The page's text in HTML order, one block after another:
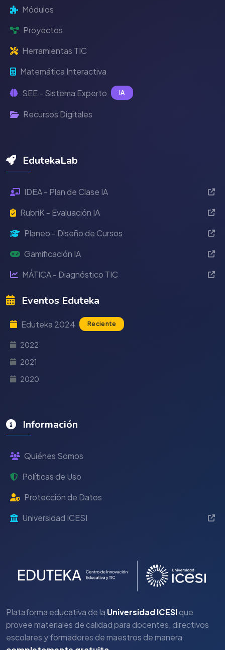
Módulos
Proyectos
Herramientas TIC
Matemática Interactiva
SEE - Sistema Experto IA
Recursos Digitales
EdutekaLab
IDEA - Plan de Clase IA
RubriK - Evaluación IA
Planeo - Diseño de Cursos
Gamificación IA
MÁTICA - Diagnóstico TIC
Eventos Eduteka
Eduteka 2024 Reciente
2022
2021
2020
Información
Quiénes Somos
Políticas de Uso
Protección de Datos
Universidad ICESI
Plataforma educativa de la Universidad ICESIque
provee materiales de calidad para docentes, directivos
escolares y formadores de maestros de manera